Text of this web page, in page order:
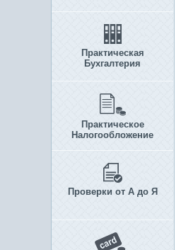
Практическая
Бухгалтерия
Практическое
Налогообложение
Проверки от А до Я